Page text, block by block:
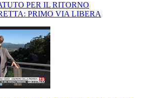
PER IL RITORNO
PRIMO VIA LIBERA